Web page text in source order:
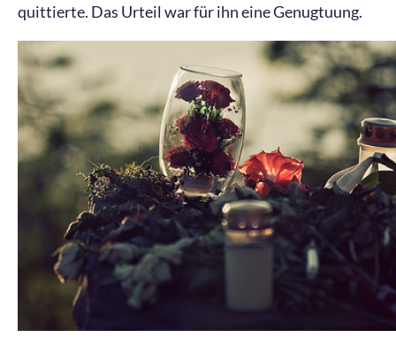
quittierte. Das Urteil war für ihn eine Genugtuung.